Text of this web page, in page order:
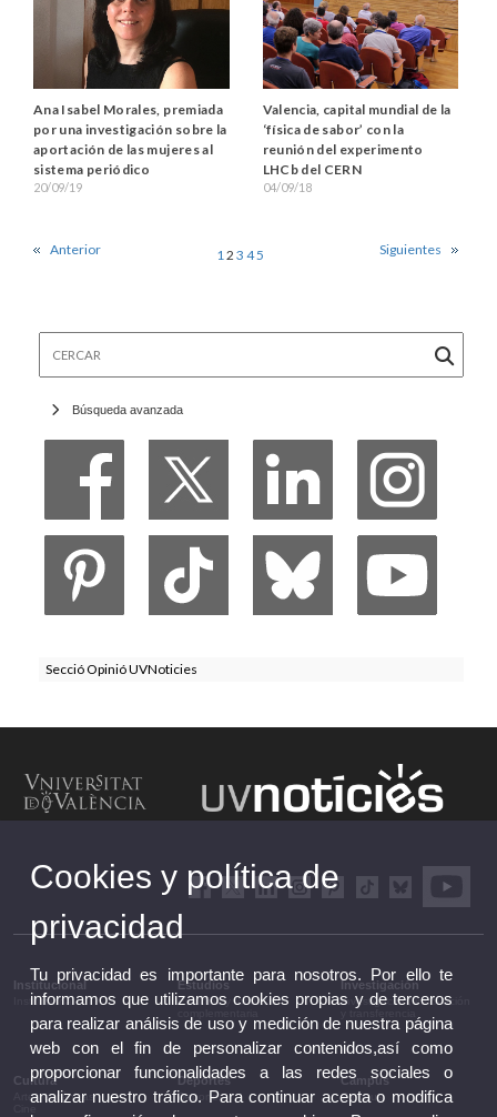
Ana Isabel Morales, premiada
por una investigación sobre la
aportación de las mujeres al
sistema periódico
20/09/19
Valencia, capital mundial de la
‘física de sabor’ con la
reunión del experimento
LHCb del CERN
04/09/18
Anterior 12 3 45 Siguientes
Búsqueda avanzada
Secció Opinió UVNoticies
Institucional
Institucional
Estudios
Estudios y formación
Investigación
Investigación, innovación
Cultura
Artes escénicas
Deportes
Deportes
Campus
Campus
Cookies y política de
privacidad
Tu privacidad es importante para nosotros. Por ello te
informamos que utilizamos cookies propias y de terceros
para realizar análisis de uso y medición de nuestra página
web con el fin de personalizar contenidos,así como
proporcionar funcionalidades a las redes sociales o
analizar nuestro tráfico. Para continuar acepta o modifica